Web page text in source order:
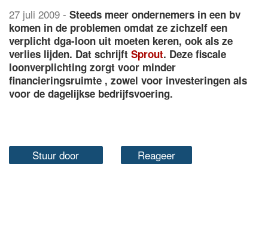
27 juli 2009 - Steeds meer ondernemers in een bv
komen in de problemen omdat ze zichzelf een
verplicht dga-loon uit moeten keren, ook als ze
verlies lijden. Dat schrijft Sprout. Deze fiscale
loonverplichting zorgt voor minder
financieringsruimte , zowel voor investeringen als
voor de dagelijkse bedrijfsvoering.
Stuur door Reageer